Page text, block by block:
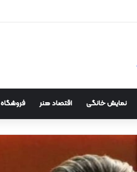
نمایش خانگی اقتصاد هنر فروشگاه